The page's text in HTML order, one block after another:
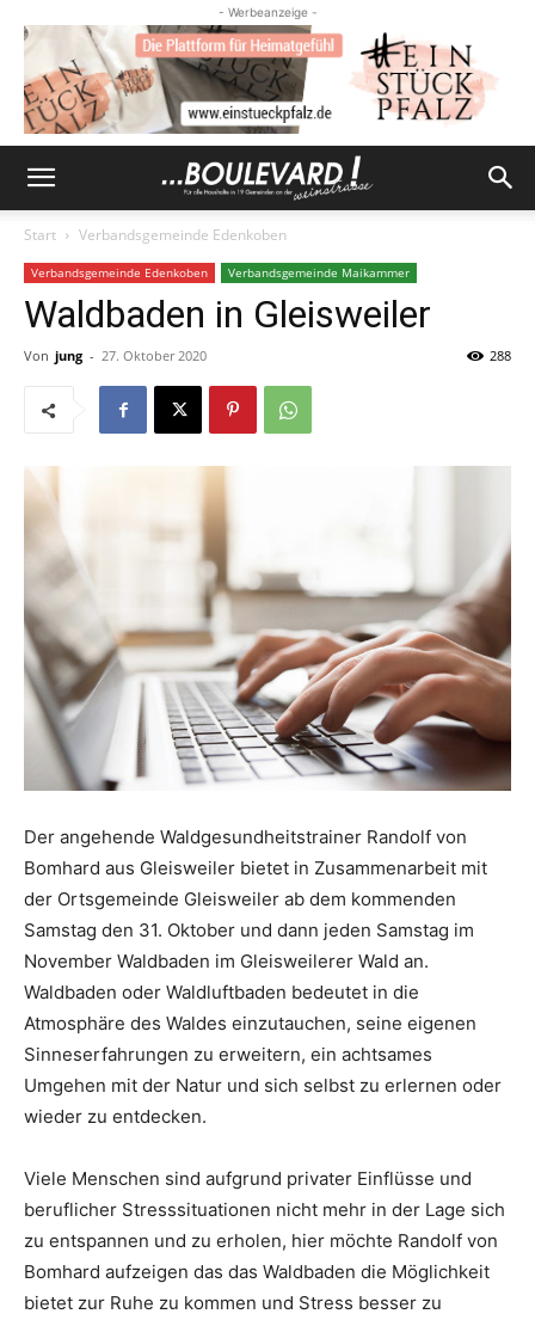
- Werbeanzeige -
Start Verbandsgemeinde Edenkoben
Verbandsgemeinde Edenkoben Verbandsgemeinde Maikammer
Waldbaden in Gleisweiler
Von jung - 27. Oktober 2020 288
Der angehende Waldgesundheitstrainer Randolf von
Bomhard aus Gleisweiler bietet in Zusammenarbeit mit
der Ortsgemeinde Gleisweiler ab dem kommenden
Samstag den 31. Oktober und dann jeden Samstag im
November Waldbaden im Gleisweilerer Wald an.
Waldbaden oder Waldluftbaden bedeutet in die
Atmosphäre des Waldes einzutauchen, seine eigenen
Sinneserfahrungen zu erweitern, ein achtsames
Umgehen mit der Natur und sich selbst zu erlernen oder
wieder zu entdecken.
Viele Menschen sind aufgrund privater Einflüsse und
beruflicher Stresssituationen nicht mehr in der Lage sich
zu entspannen und zu erholen, hier möchte Randolf von
Bomhard aufzeigen das das Waldbaden die Möglichkeit
bietet zur Ruhe zu kommen und Stress besser zu